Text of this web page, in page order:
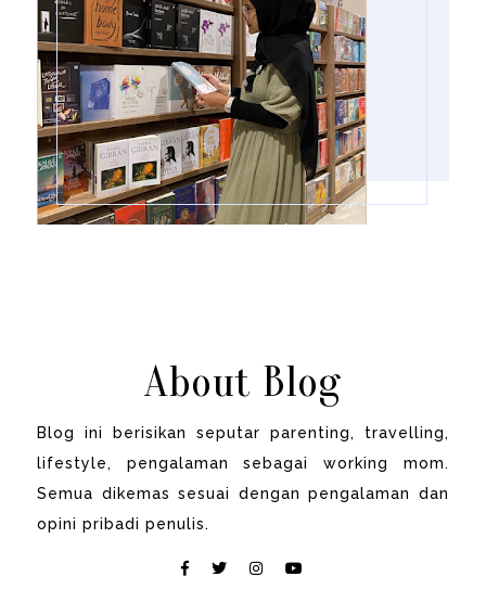
About Blog
Blog ini berisikan seputar parenting, travelling,
lifestyle, pengalaman sebagai working mom.
Semua dikemas sesuai dengan pengalaman dan
opini pribadi penulis.